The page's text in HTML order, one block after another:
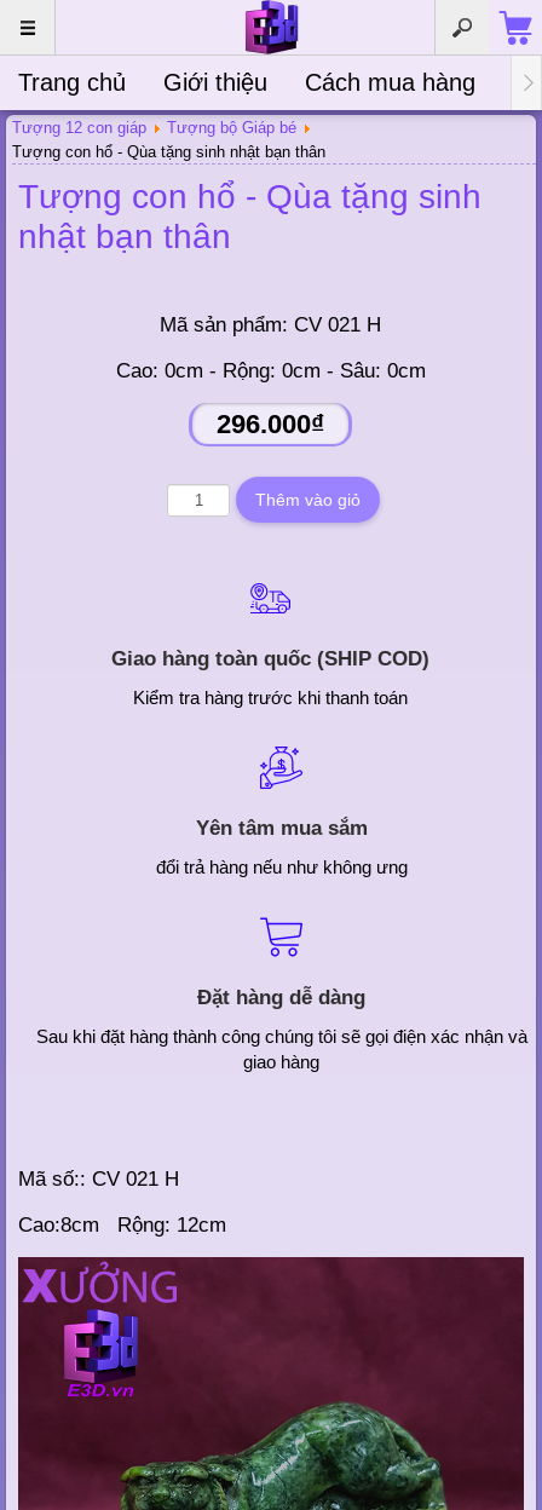
Trang chủ Giới thiệu Cách mua hàng
Tượng 12 con giáp
Tượng bộ Giáp bé
Tượng con hổ - Qùa tặng sinh nhật bạn thân
Tượng con hổ - Qùa tặng sinh
nhật bạn thân
Mã sản phẩm: CV 021 H
Cao: 0cm - Rộng: 0cm - Sâu: 0cm
296.000₫
Giao hàng toàn quốc (SHIP COD)
Kiểm tra hàng trước khi thanh toán
Yên tâm mua sắm
đổi trả hàng nếu như không ưng
Đặt hàng dễ dàng
Sau khi đặt hàng thành công chúng tôi sẽ gọi điện xác nhận và
giao hàng
Mã số:: CV 021 H
Cao:8cm Rộng: 12cm